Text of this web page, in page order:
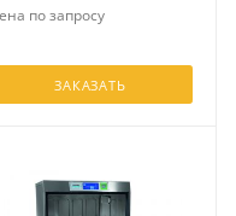
по запросу
ЗАКАЗАТЬ